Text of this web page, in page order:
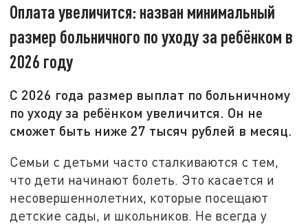
Оплата увеличится: назван минимальный
размер больничного по уходу за ребёнком в
2026 году
С 2026 года размер выплат по больничному
по уходу за ребёнком увеличится. Он не
сможет быть ниже 27 тысяч рублей в месяц.
Семьи с детьми часто сталкиваются с тем,
что дети начинают болеть. Это касается и
несовершеннолетних, которые посещают
детские сады, и школьников. Не всегда у